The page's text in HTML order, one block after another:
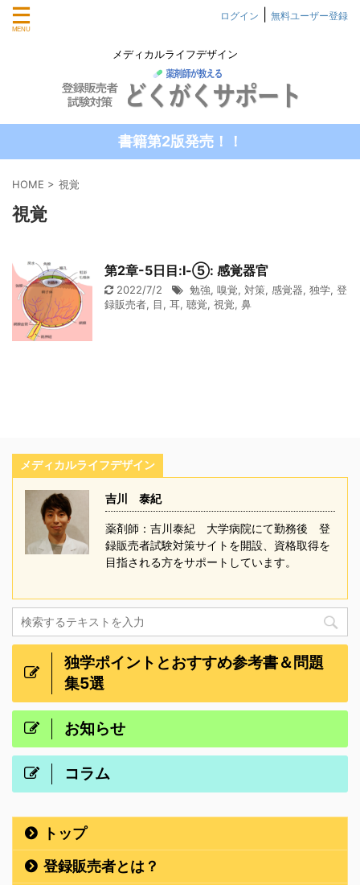
メディカルライフデザイン
ログイン 無料ユーザー登録
書籍第2版発売！！
HOME > 視覚
視覚
第2章-5日目:Ⅰ-⑤: 感覚器官
2022/7/2 勉強, 嗅覚, 対策, 感覚器, 独学, 登
録販売者, 目, 耳, 聴覚, 視覚, 鼻
メディカルライフデザイン
吉川 泰紀
薬剤師：吉川泰紀 大学病院にて勤務後 登
録販売者試験対策サイトを開設、資格取得を
目指される方をサポートしています。
独学ポイントとおすすめ参考書＆問題
集5選
お知らせ
コラム
トップ
登録販売者とは？